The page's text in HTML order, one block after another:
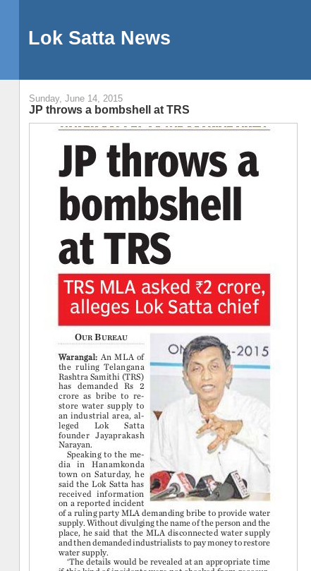
Lok Satta News
Sunday, June 14, 2015
JP throws a bombshell at TRS